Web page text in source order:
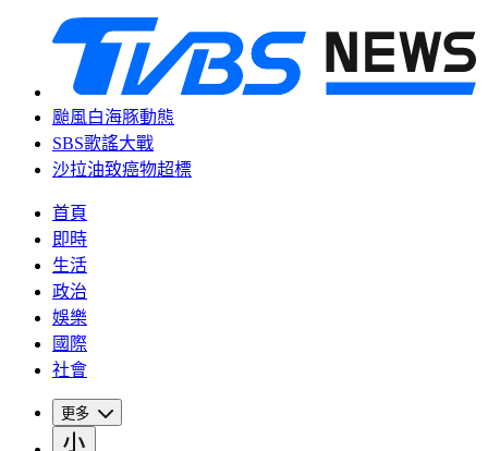
颱風白海豚動態
SBS歌謠大戰
沙拉油致癌物超標
首頁
即時
生活
政治
娛樂
國際
社會
更多